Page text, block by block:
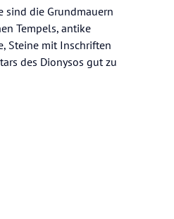
sind die Grundmauern
Tempels, antike
Steine mit Inschriften
des Dionysos gut zu